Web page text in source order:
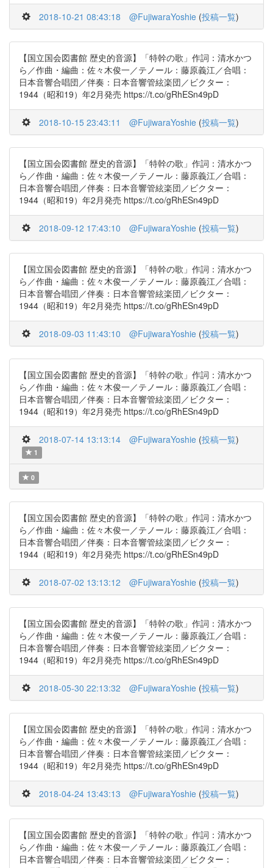
2018-10-21 08:43:18 @FujiwaraYoshie (投稿一覧)
【国立国会図書館 歴史的音源】「特幹の歌」作詞：清水かつ
ら／作曲・編曲：佐々木俊一／テノール：藤原義江／合唱：
日本音響合唱団／伴奏：日本音響管絃楽団／ビクター：
1944（昭和19）年2月発売 https://t.co/gRhESn49pD
2018-10-15 23:43:11 @FujiwaraYoshie (投稿一覧)
【国立国会図書館 歴史的音源】「特幹の歌」作詞：清水かつ
ら／作曲・編曲：佐々木俊一／テノール：藤原義江／合唱：
日本音響合唱団／伴奏：日本音響管絃楽団／ビクター：
1944（昭和19）年2月発売 https://t.co/gRhESn49pD
2018-09-12 17:43:10 @FujiwaraYoshie (投稿一覧)
【国立国会図書館 歴史的音源】「特幹の歌」作詞：清水かつ
ら／作曲・編曲：佐々木俊一／テノール：藤原義江／合唱：
日本音響合唱団／伴奏：日本音響管絃楽団／ビクター：
1944（昭和19）年2月発売 https://t.co/gRhESn49pD
2018-09-03 11:43:10 @FujiwaraYoshie (投稿一覧)
【国立国会図書館 歴史的音源】「特幹の歌」作詞：清水かつ
ら／作曲・編曲：佐々木俊一／テノール：藤原義江／合唱：
日本音響合唱団／伴奏：日本音響管絃楽団／ビクター：
1944（昭和19）年2月発売 https://t.co/gRhESn49pD
2018-07-14 13:13:14 @FujiwaraYoshie (投稿一覧)
1
0
【国立国会図書館 歴史的音源】「特幹の歌」作詞：清水かつ
ら／作曲・編曲：佐々木俊一／テノール：藤原義江／合唱：
日本音響合唱団／伴奏：日本音響管絃楽団／ビクター：
1944（昭和19）年2月発売 https://t.co/gRhESn49pD
2018-07-02 13:13:12 @FujiwaraYoshie (投稿一覧)
【国立国会図書館 歴史的音源】「特幹の歌」作詞：清水かつ
ら／作曲・編曲：佐々木俊一／テノール：藤原義江／合唱：
日本音響合唱団／伴奏：日本音響管絃楽団／ビクター：
1944（昭和19）年2月発売 https://t.co/gRhESn49pD
2018-05-30 22:13:32 @FujiwaraYoshie (投稿一覧)
【国立国会図書館 歴史的音源】「特幹の歌」作詞：清水かつ
ら／作曲・編曲：佐々木俊一／テノール：藤原義江／合唱：
日本音響合唱団／伴奏：日本音響管絃楽団／ビクター：
1944（昭和19）年2月発売 https://t.co/gRhESn49pD
2018-04-24 13:43:13 @FujiwaraYoshie (投稿一覧)
【国立国会図書館 歴史的音源】「特幹の歌」作詞：清水かつ
ら／作曲・編曲：佐々木俊一／テノール：藤原義江／合唱：
日本音響合唱団／伴奏：日本音響管絃楽団／ビクター：